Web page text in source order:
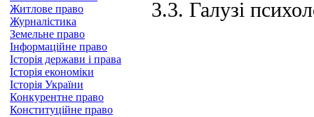
Житлове право
Журналістика
Земельне право
Інформаційне право
Історія держави і права
Історія економіки
Історія України
Конкурентне право
Конституційне право
3.3. Галузі